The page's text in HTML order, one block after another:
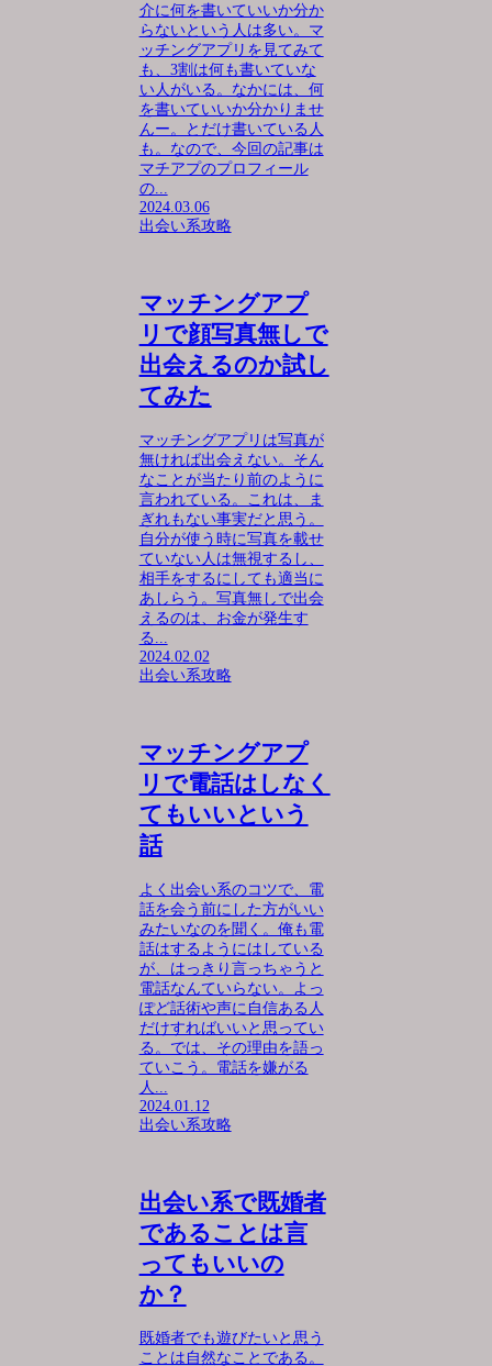
介に何を書いていいか分か
らないという人は多い。マ
ッチングアプリを見てみて
も、3割は何も書いていな
い人がいる。なかには、何
を書いていいか分かりませ
んー。とだけ書いている人
も。なので、今回の記事は
マチアプのプロフィール
の...
2024.03.06
出会い系攻略
マッチングアプ
リで顔写真無しで
出会えるのか試し
てみた
マッチングアプリは写真が
無ければ出会えない。そん
なことが当たり前のように
言われている。これは、ま
ぎれもない事実だと思う。
自分が使う時に写真を載せ
ていない人は無視するし、
相手をするにしても適当に
あしらう。写真無しで出会
えるのは、お金が発生す
る...
2024.02.02
出会い系攻略
マッチングアプ
リで電話はしなく
てもいいという
話
よく出会い系のコツで、電
話を会う前にした方がいい
みたいなのを聞く。俺も電
話はするようにはしている
が、はっきり言っちゃうと
電話なんていらない。よっ
ぽど話術や声に自信ある人
だけすればいいと思ってい
る。では、その理由を語っ
ていこう。電話を嫌がる
人...
2024.01.12
出会い系攻略
出会い系で既婚者
であることは言
ってもいいの
か？
既婚者でも遊びたいと思う
ことは自然なことである。